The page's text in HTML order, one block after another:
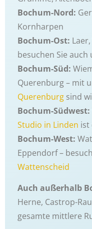
Bochum-Nord:
Kornharpen
Bochum-Ost:
besuchen Sie auch
Bochum-Süd:
Querenburg – mit
Querenburg sind
Bochum-Südwest:
Studio in Linden ist
Bochum-West:
Eppendorf –
Wattenscheid
Auch außerhalb
Herne, Castrop-
gesamte mittlere